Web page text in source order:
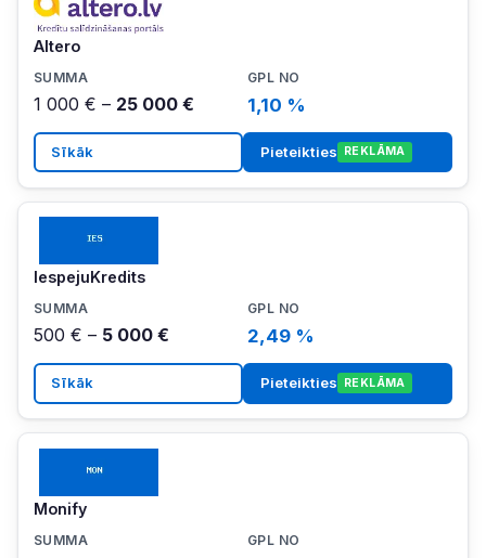
Altero
1 000 € – 25 000 € 1,10 %
Sīkāk Pieteikties REKLĀMA
IespejuKredits
500 € – 5 000 € 2,49 %
Sīkāk Pieteikties REKLĀMA
Monify